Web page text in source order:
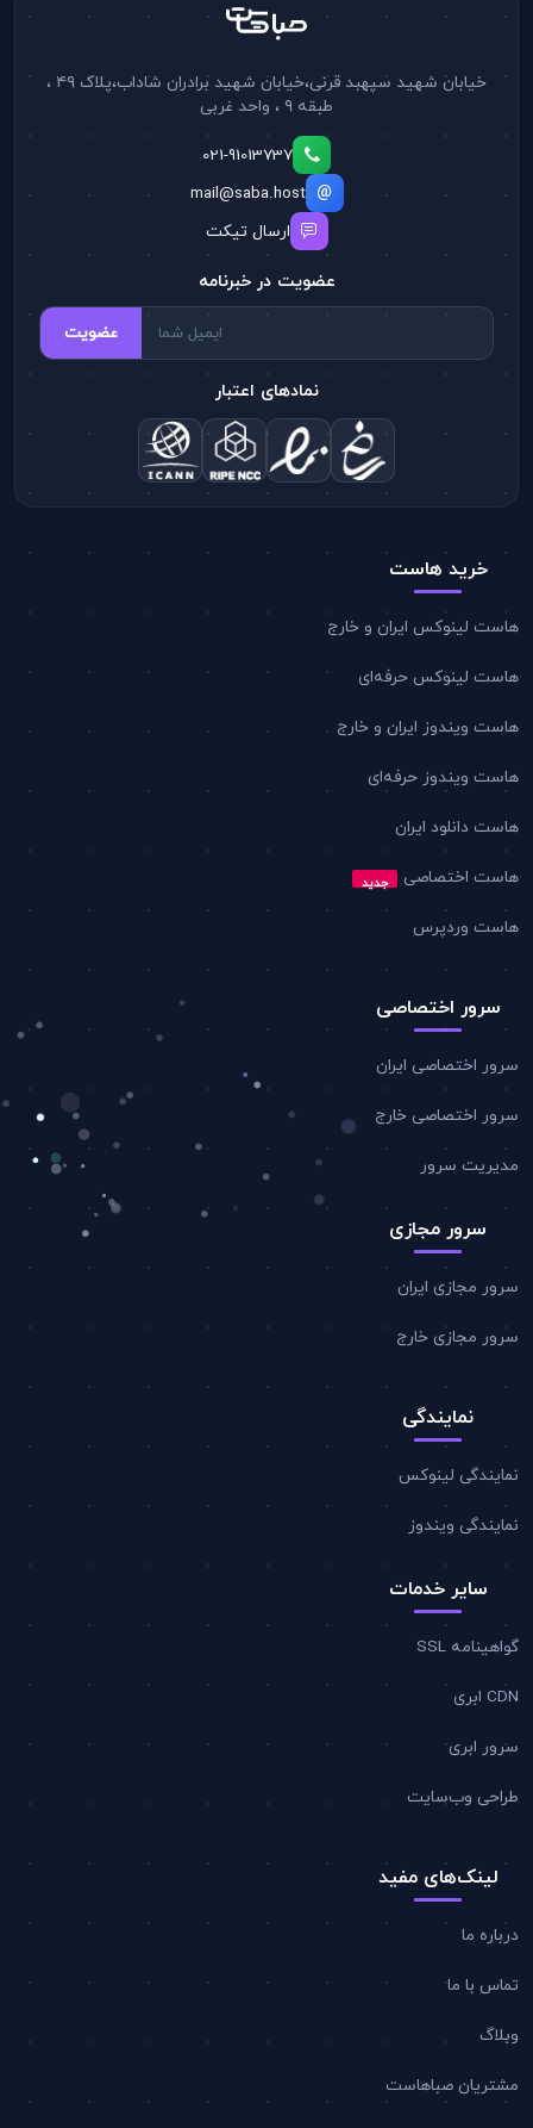
خرید هاست
هاست لینوکس ایران و خارج
هاست لینوکس حرفه‌ای
هاست ویندوز ایران و خارج
هاست ویندوز حرفه‌ای
هاست دانلود ایران
هاست اختصاصی جدید
هاست وردپرس
سرور اختصاصی
سرور اختصاصی ایران
سرور اختصاصی خارج
مدیریت سرور
سرور مجازی
سرور مجازی ایران
سرور مجازی خارج
نمایندگی
نمایندگی لینوکس
نمایندگی ویندوز
سایر خدمات
گواهینامه SSL
CDN ابری
سرور ابری
طراحی وب‌سایت
لینک‌های مفید
درباره ما
تماس با ما
وبلاگ
مشتریان صباهاست
خیابان شهید سپهبد قرنی،خیابان شهید برادران شاداب،پلاک ۴۹ ،
طبقه ۹ ، واحد غربی
021-91013737
mail@saba.host
ارسال تیکت
عضویت در خبرنامه
عضویت
نمادهای اعتبار